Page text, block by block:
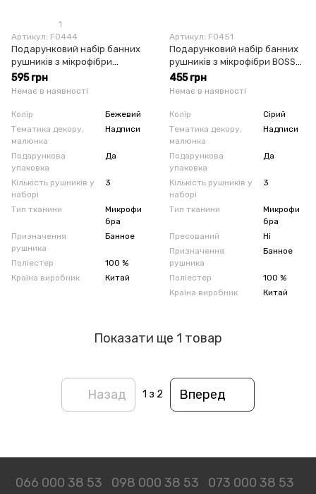
1
Артикул: F0444
Подарунковий набір банних
рушників з мікрофібри
Корона бежевий
595 грн
Немає в наявності
Колір
Бежевий
Тематика декору,
малюнка
Надписи
Подарункова
упаковка
Да
Кількість рушників у
наборі
3
Тип тканини
Микрофи
бра
Призначення
рушника
Банное
Поліестер
100 %
Країна виробник
Китай
Артикул: F0451
Подарунковий набір банних
рушників з мікрофібри BOSS
сірий
455 грн
Немає в наявності
Колір
Сірий
Тематика декору,
малюнка
Надписи
Подарункова
упаковка
Да
Кількість рушників у
наборі
3
Тип тканини
Микрофи
бра
Пресований
Ні
Призначення
рушника
Банное
Поліестер
100 %
Країна виробник
Китай
Показати ще 1 товар
Назад 1 з 2 Вперед
066 000 38 53 098 000 38 53 073 000 38 53